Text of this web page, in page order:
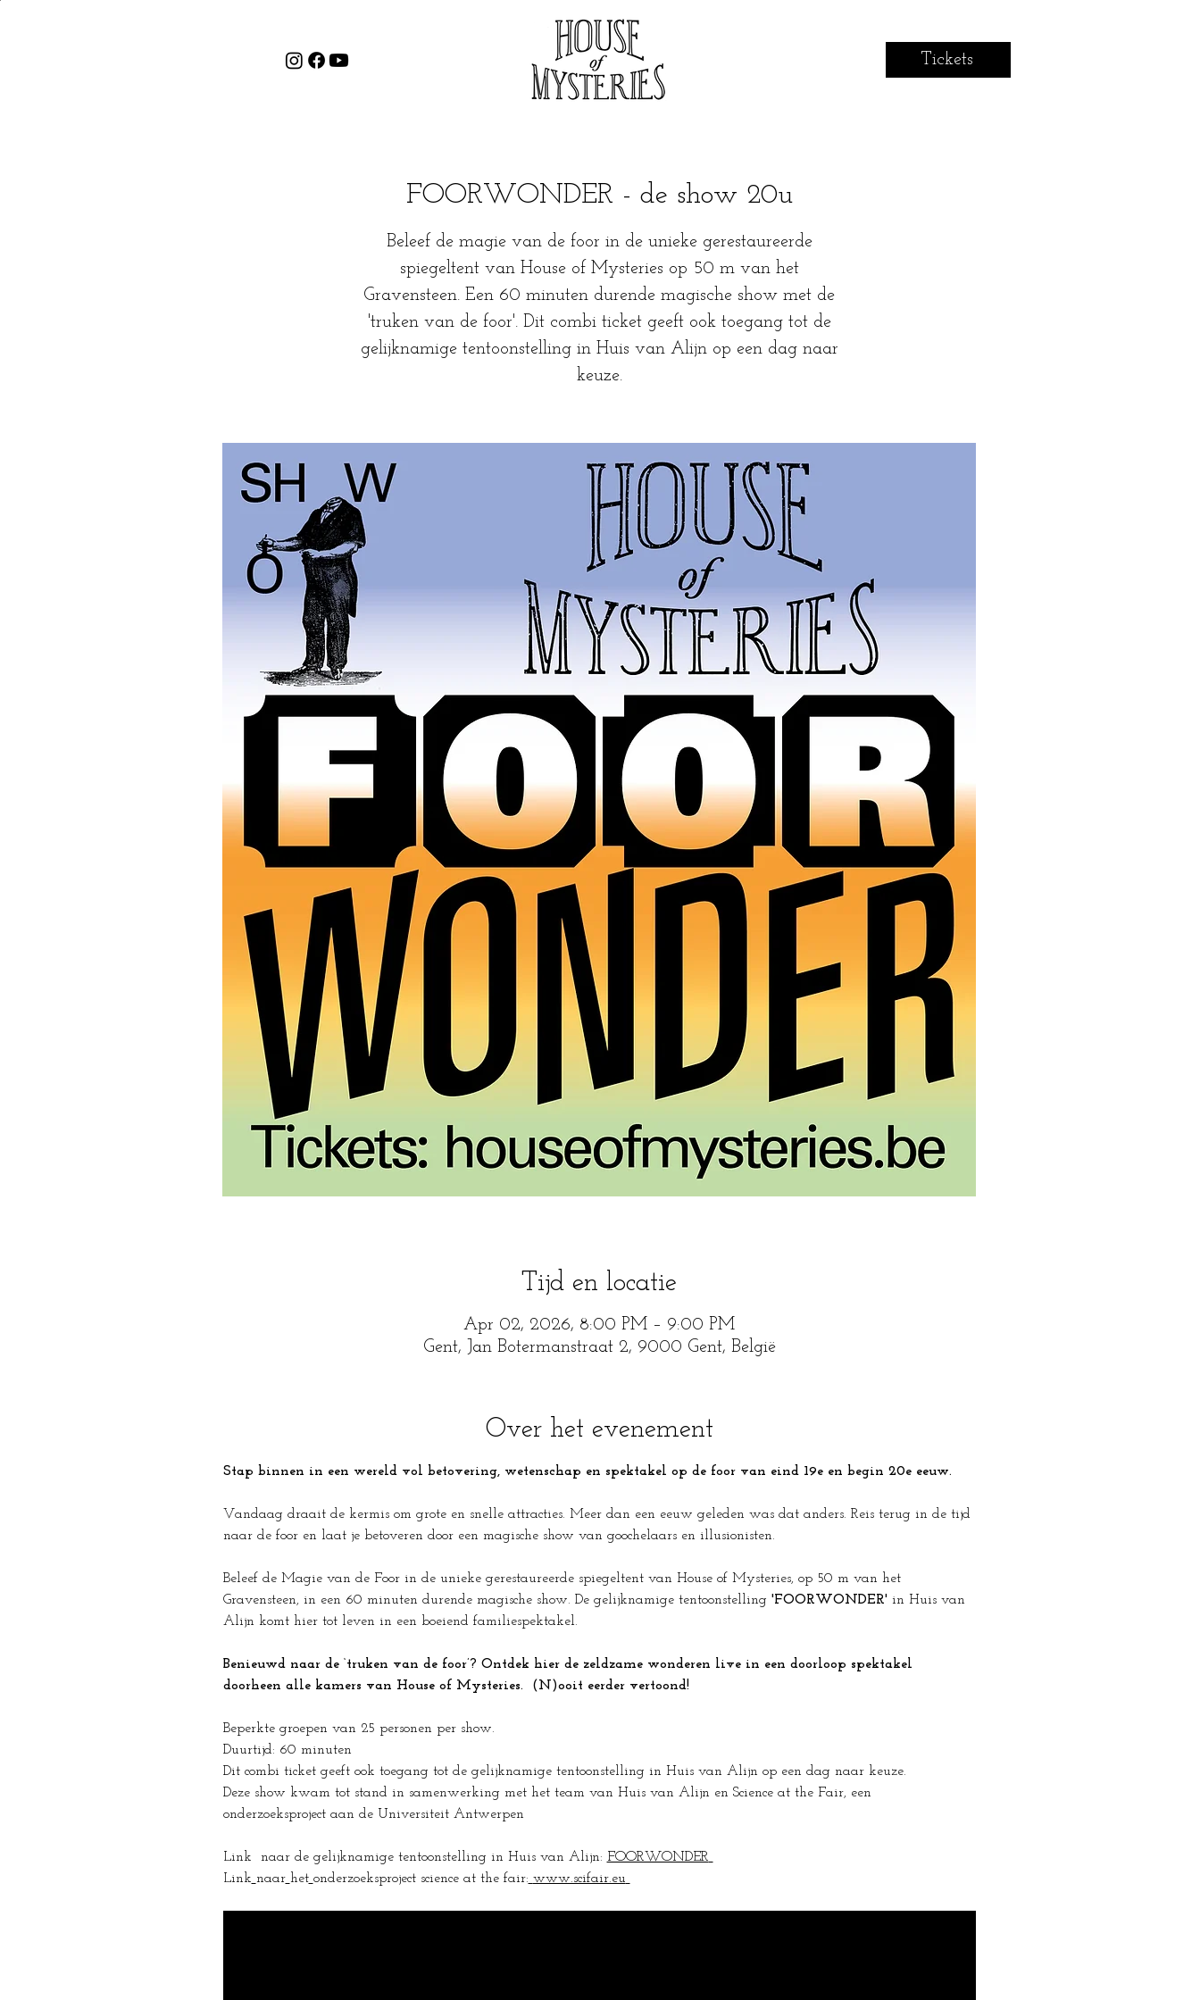
Tickets
FOORWONDER - de show 20u
Beleef de magie van de foor in de unieke gerestaureerde
spiegeltent van House of Mysteries op 50 m van het
Gravensteen. Een 60 minuten durende magische show met de
'truken van de foor'. Dit combi ticket geeft ook toegang tot de
gelijknamige tentoonstelling in Huis van Alijn op een dag naar
keuze.
Tijd en locatie
Apr 02, 2026, 8:00 PM – 9:00 PM
Gent, Jan Botermanstraat 2, 9000 Gent, België
Over het evenement
Stap binnen in een wereld vol betovering, wetenschap en spektakel op de foor van eind 19e en begin 20e eeuw.
Vandaag draait de kermis om grote en snelle attracties. Meer dan een eeuw geleden was dat anders. Reis terug in de tijd
naar de foor en laat je betoveren door een magische show van goochelaars en illusionisten.
Beleef de Magie van de Foor in de unieke gerestaureerde spiegeltent van House of Mysteries, op 50 m van het
Gravensteen, in een 60 minuten durende magische show. De gelijknamige tentoonstelling 'FOORWONDER' in Huis van
Alijn komt hier tot leven in een boeiend familiespektakel.
Benieuwd naar de ‘truken van de foor’? Ontdek hier de zeldzame wonderen live in een doorloop spektakel
doorheen alle kamers van House of Mysteries.  (N)ooit eerder vertoond!
Beperkte groepen van 25 personen per show.
Duurtijd: 60 minuten
Dit combi ticket geeft ook toegang tot de gelijknamige tentoonstelling in Huis van Alijn op een dag naar keuze.
Deze show kwam tot stand in samenwerking met het team van Huis van Alijn en Science at the Fair, een
onderzoeksproject aan de Universiteit Antwerpen
Link  naar de gelijknamige tentoonstelling in Huis van Alijn: FOORWONDER
Link naar het onderzoeksproject science at the fair: www.scifair.eu